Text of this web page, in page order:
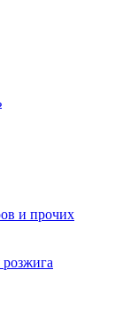
и прочих
розжига